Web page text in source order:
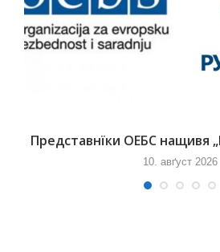
Представнїки ОЕБС нащивя
10. авґуст 2026